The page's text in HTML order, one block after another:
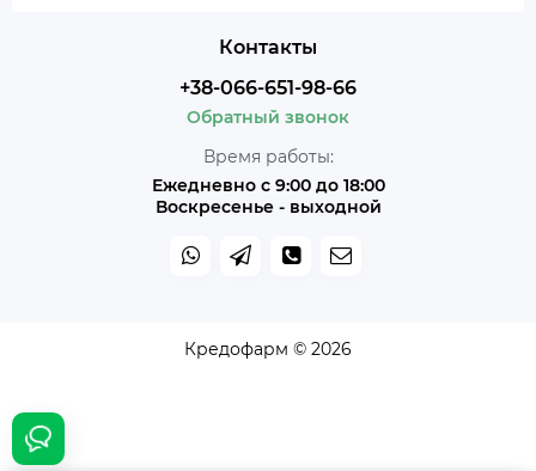
Контакты
+38-066-651-98-66
Обратный звонок
Время работы:
Ежедневно с 9:00 до 18:00
Воскресенье - выходной
Кредофарм © 2026